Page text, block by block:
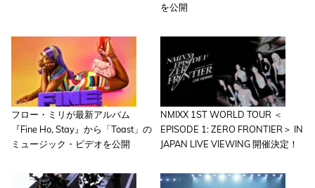
を公開
フロー・ミリが最新アルバム
『Fine Ho, Stay』から「Toast」の
ミュージック・ビデオを公開
NMIXX 1ST WORLD TOUR ＜
EPISODE 1: ZERO FRONTIER＞ IN
JAPAN LIVE VIEWING 開催決定！